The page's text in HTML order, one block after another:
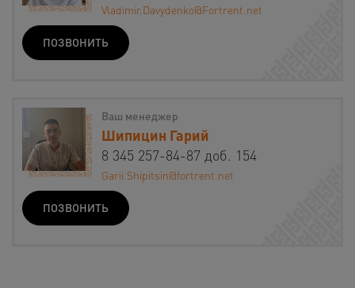
Vladimir.Davydenko@Fortrent.net
ПОЗВОНИТЬ
Ваш менеджер
Шипицин Гарий
8 345 257-84-87 доб. 154
Garii.Shipitsin@fortrent.net
ПОЗВОНИТЬ